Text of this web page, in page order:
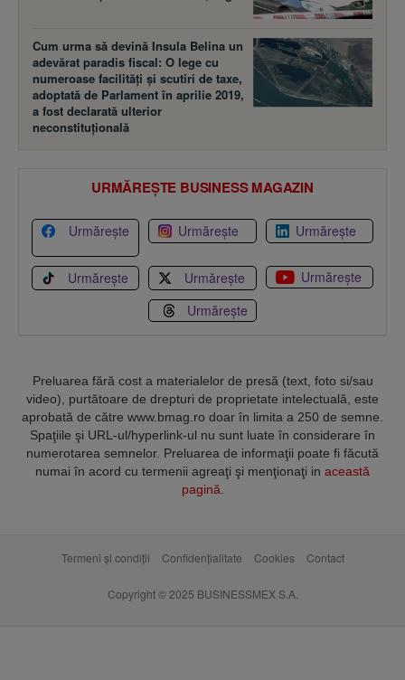
Cum urma să devină Insula Belina un
adevărat paradis fiscal: O lege cu
numeroase facilităţi şi scutiri de taxe,
adoptată de Parlament în aprilie 2019,
a fost declarată ulterior
neconstituţională
URMĂREȘTE BUSINESS MAGAZIN
Urmărește Urmărește Urmărește
Urmărește Urmărește
Urmărește
Urmărește
Preluarea fără cost a materialelor de presă (text, foto si/sau
video), purtătoare de drepturi de proprietate intelectuală, este
aprobată de către www.bmag.ro doar în limita a 250 de semne.
Spaţiile şi URL-ul/hyperlink-ul nu sunt luate în considerare în
numerotarea semnelor. Preluarea de informaţii poate fi făcută
numai în acord cu termenii agreaţi şi menţionaţi in această
pagină
Termeni și condiții Confidențialitate Cookies Contact
Copyright © 2025 BUSINESSMEX S.A.